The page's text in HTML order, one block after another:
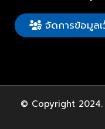
จัดการข้อมูล
© Copyright